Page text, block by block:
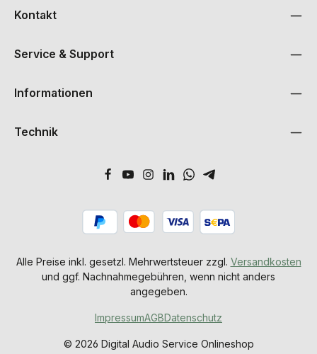
Kontakt
Service & Support
Informationen
Technik
Alle Preise inkl. gesetzl. Mehrwertsteuer zzgl. Versandkosten
und ggf. Nachnahmegebühren, wenn nicht anders
angegeben.
© 2026 Digital Audio Service Onlineshop
ImpressumAGBDatenschutz